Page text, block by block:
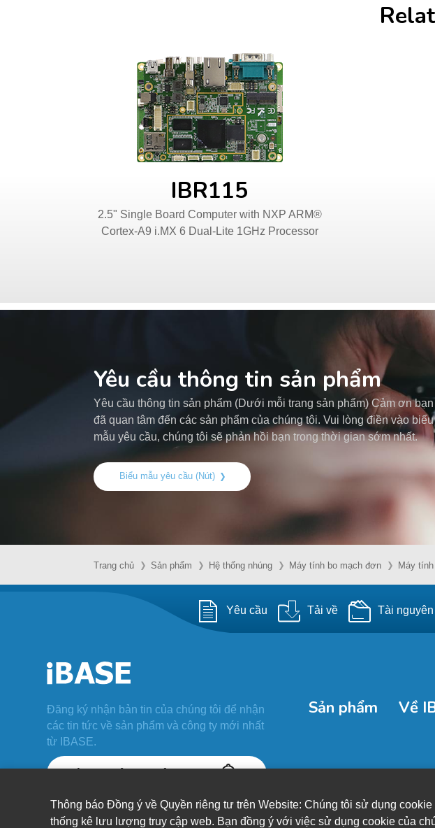
IBR115
2.5" Single Board Computer with NXP ARM®
Cortex-A9 i.MX 6 Dual-Lite 1GHz Processor
Yêu cầu thông tin sản phẩm
Yêu cầu thông tin sản phẩm (Dưới mỗi trang sản phẩm) Cảm ơn bạn
đã quan tâm đến các sản phẩm của chúng tôi. Vui lòng điền vào biểu
mẫu yêu cầu, chúng tôi sẽ phản hồi bạn trong thời gian sớm nhất.
Biểu mẫu yêu cầu (Nút)
Trang chủ Sản phẩm Hệ thống nhúng Máy tính bo mạch đơn Máy
Yêu cầu Tải về Tài nguyên
Đăng ký nhận bản tin của chúng tôi để nhận
các tin tức về sản phẩm và công ty mới nhất
từ IBASE.
© IBASE Technology Inc. Bảo lưu mọi
Sản phẩm Về
Thông báo Đồng ý về Quyền riêng tư trên Website: Chúng tôi sử dụng
thống kê lưu lượng truy cập web. Bạn đồng ý với việc sử dụng cookie của